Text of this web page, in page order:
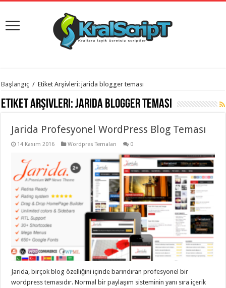
istanbul
evden
eve
organizasyon
gaziantep
evden
taşımacılık,
taşımacılık,
gaziantep
evden
taşımacılık,
evden
taşımacılık,
gaziantep
evden
gaziantep
evden
Başlangıç / Etiket Arşivleri: jarida blogger teması
Etiket Arşivleri:jarida blogger teması
Jarida Profesyonel WordPress Blog Teması
14 Kasım 2016 Wordpres Temaları 0
Jarida, birçok blog özelliğini içinde barındıran profesyonel bir
wordpress temasıdır. Normal bir paylaşım sisteminin yanı sıra içerik